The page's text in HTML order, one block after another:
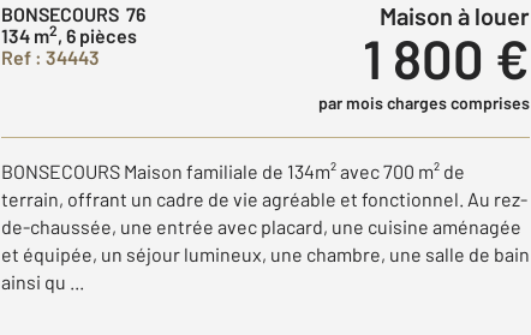
BONSECOURS 76
134 m2, 6 pièces
Ref : 34443
Maison à louer
1 800 €
par mois charges comprises
BONSECOURS Maison familiale de 134m² avec 700 m² de
terrain, offrant un cadre de vie agréable et fonctionnel. Au rez-
de-chaussée, une entrée avec placard, une cuisine aménagée
et équipée, un séjour lumineux, une chambre, une salle de bain
ainsi qu ...